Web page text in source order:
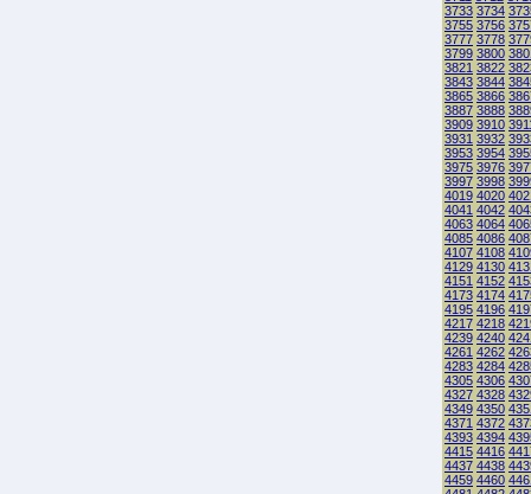
3733 3734
3755 3756
3777 3778
3799 3800
3821 3822
3843 3844
3865 3866
3887 3888
3909 3910
3931 3932
3953 3954
3975 3976
3997 3998
4019 4020
4041 4042
4063 4064
4085 4086
4107 4108
4129 4130
4151 4152
4173 4174
4195 4196
4217 4218
4239 4240
4261 4262
4283 4284
4305 4306
4327 4328
4349 4350
4371 4372
4393 4394
4415 4416
4437 4438
4459 4460